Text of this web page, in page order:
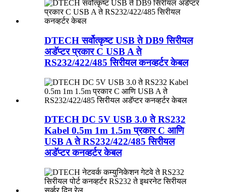
DTECH सर्वोत्कृष्ट USB ते DB9 सिरीयल
अडॅप्टर प्रकार C USB A ते
RS232/422/485 सिरीयल कनव्हर्टर केबल
DTECH DC 5V USB 3.0 ते RS232
Kabel 0.5m 1m 1.5m प्रकार C आणि
USB A ते RS232/422/485 सिरीयल
अडॅप्टर कनव्हर्टर केबल